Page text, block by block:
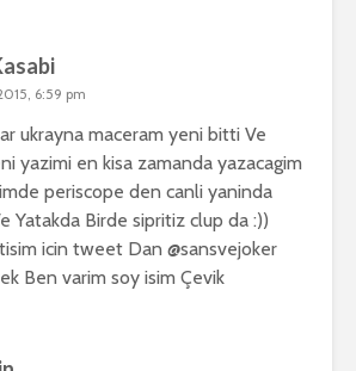
6:59 pm
ukrayna maceram yeni bitti Ve
yazimi en kisa zamanda yazacagim
periscope den canli yaninda
Yatakda Birde sipritiz clup da :))
icin tweet Dan @sansvejoker
Ben varim soy isim Çevik